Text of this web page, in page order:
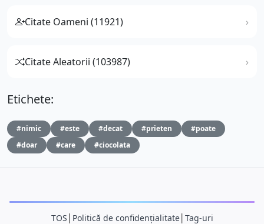
Citate Oameni (11921)
Citate Aleatorii (103987)
Etichete:
#nimic #este #decat #prieten
#poate
#doar
#care #ciocolata
TOS Politică de confidențialitate│ Tag-uri